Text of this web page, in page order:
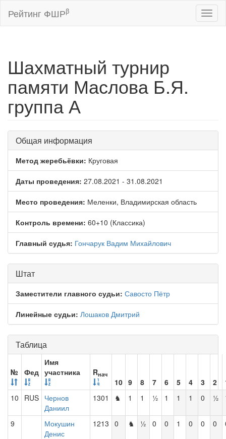
Рейтинг ФШРβ
Шахматный турнир
памяти Маслова Б.Я.
группа А
Общая информация
Метод жеребьёвки: Круговая
Даты проведения: 27.08.2021 - 31.08.2021
Место проведения: Меленки, Владимирская область
Контроль времени: 60+10 (Классика)
Главный судья: Гончарук Вадим Михайлович
Штат
Заместители главного судьи: Савосто Пётр
Линейные судьи: Лошаков Дмитрий
Таблица
№ Фед
Имя
участника
Rнач
10 9 8 7 6 5 4 3 2
10
RUS Чернов
Даниил
1301 ♞ 1 1 ½ 1 1 1 0 ½
9
Мокушин
Денис
1213 0 ♞ ½ 0 0 1 0 0 0